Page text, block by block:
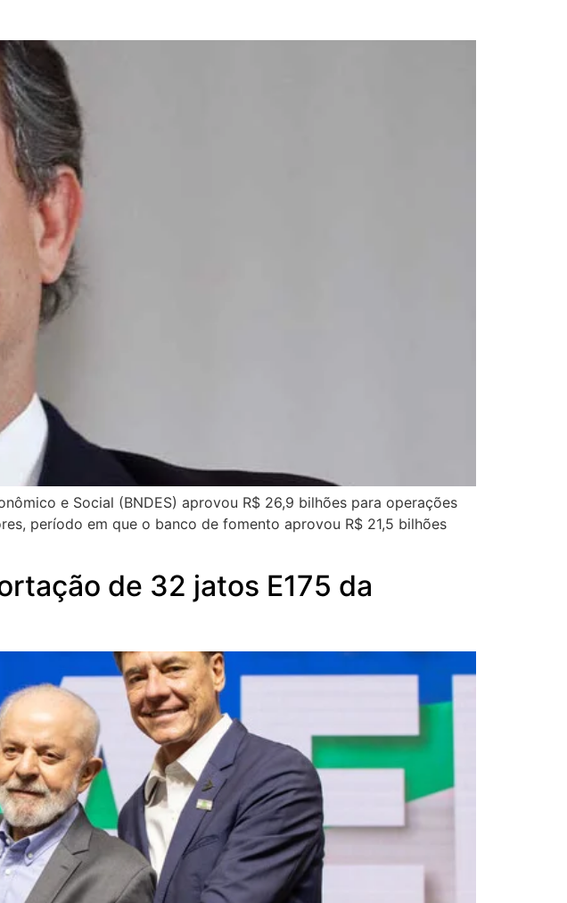
e Social (BNDES) aprovou R$ 26,9 bilhões para operações
período em que o banco de fomento aprovou R$ 21,5 bilhões
de 32 jatos E175 da